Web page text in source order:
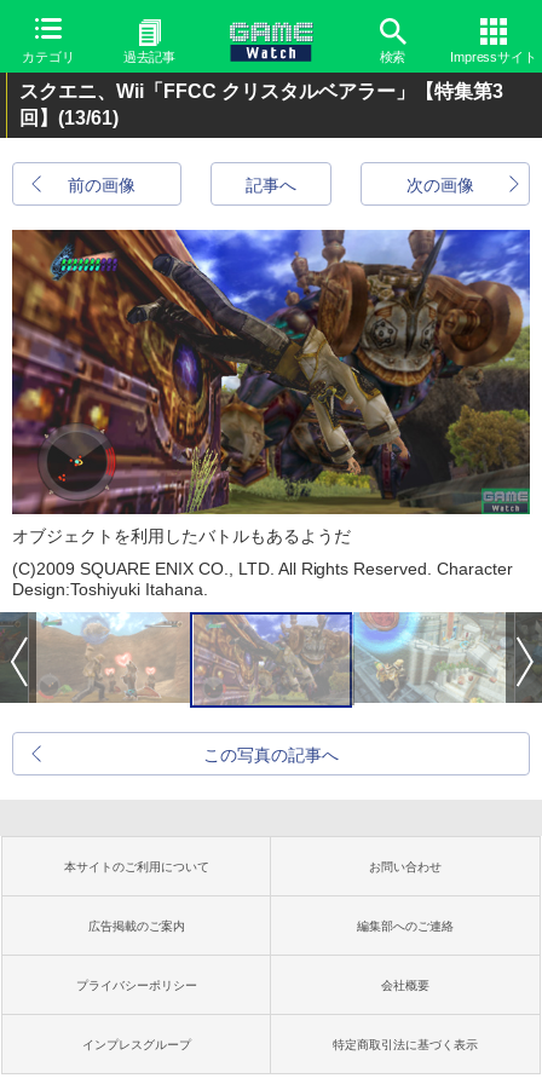
カテゴリ 過去記事 検索 Impressサイト
スクエニ、Wii「FFCC クリスタルベアラー」【特集第3
回】 (13/61)
前の画像 次の画像
記事へ
オブジェクトを利用したバトルもあるようだ
(C)2009 SQUARE ENIX CO., LTD. All Rights Reserved. Character
Design:Toshiyuki Itahana.
この写真の記事へ
本サイトのご利用について お問い合わせ
広告掲載のご案内 編集部へのご連絡
プライバシーポリシー 会社概要
インプレスグループ 特定商取引法に基づく表示